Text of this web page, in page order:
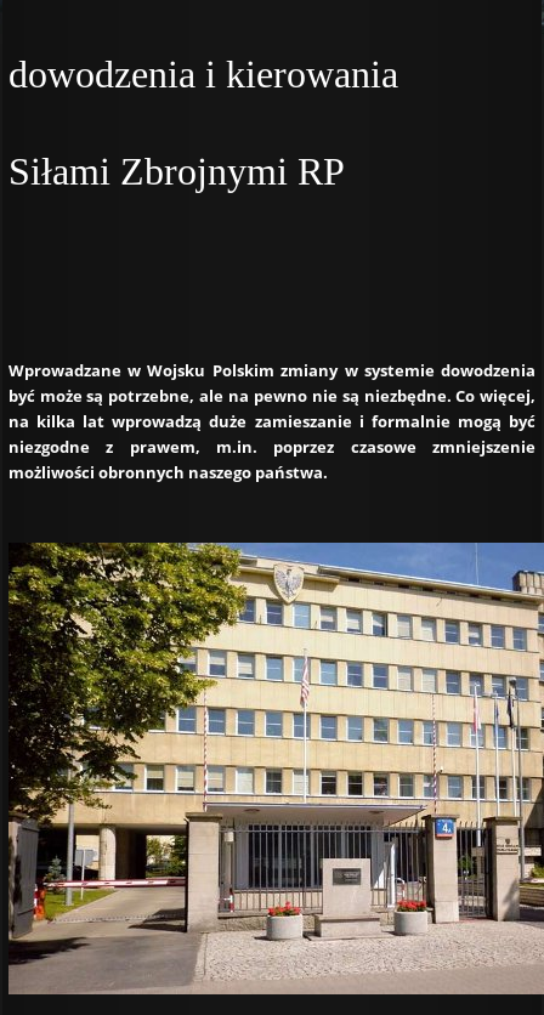
dowodzenia i kierowania
Siłami Zbrojnymi RP
Wprowadzane w Wojsku Polskim zmiany w systemie dowodzenia
być może są potrzebne, ale na pewno nie są niezbędne. Co więcej,
na kilka lat wprowadzą duże zamieszanie i formalnie mogą być
niezgodne z prawem, m.in. poprzez czasowe zmniejszenie
możliwości obronnych naszego państwa.